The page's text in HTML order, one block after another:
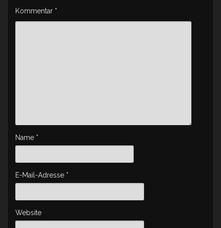
Kommentar *
Name *
E-Mail-Adresse *
Website